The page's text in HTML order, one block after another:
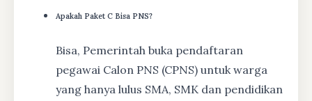
Apakah Paket C Bisa PNS?
Bisa, Pemerintah buka pendaftaran
pegawai Calon PNS (CPNS) untuk warga
yang hanya lulus SMA, SMK dan pendidikan